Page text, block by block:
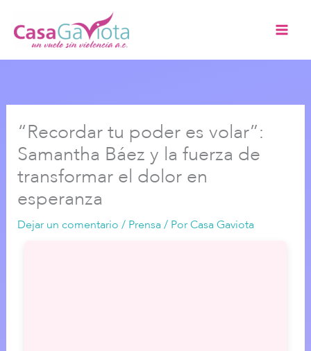
contenido
“Recordar tu poder es volar”:
Samantha Báez y la fuerza de
transformar el dolor en
esperanza
Dejar un comentario / Prensa / PorCasa Gaviota